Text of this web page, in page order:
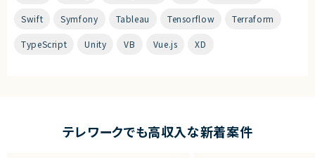
Swift Symfony Tableau Tensorflow Terraform
TypeScript Unity VB Vue.js XD
テレワークでも高収入な新着案件